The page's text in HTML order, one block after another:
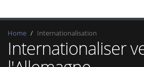
Home Internationalisation
Internationaliser